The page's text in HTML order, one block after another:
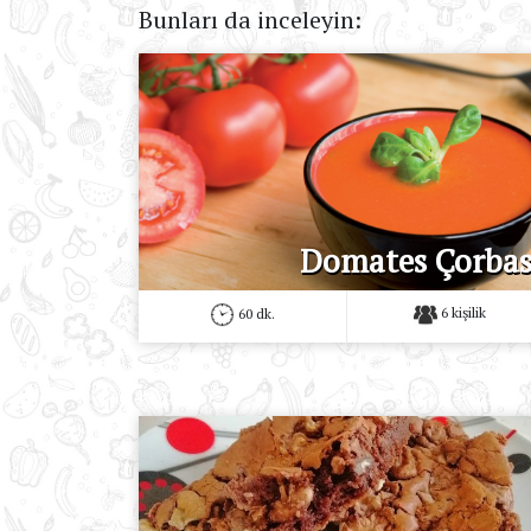
Bunları da inceleyin:
Domates
60 dk. 6 kişilik